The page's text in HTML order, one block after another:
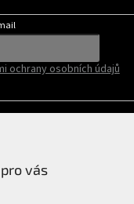
ochrany osobních údajů
vás